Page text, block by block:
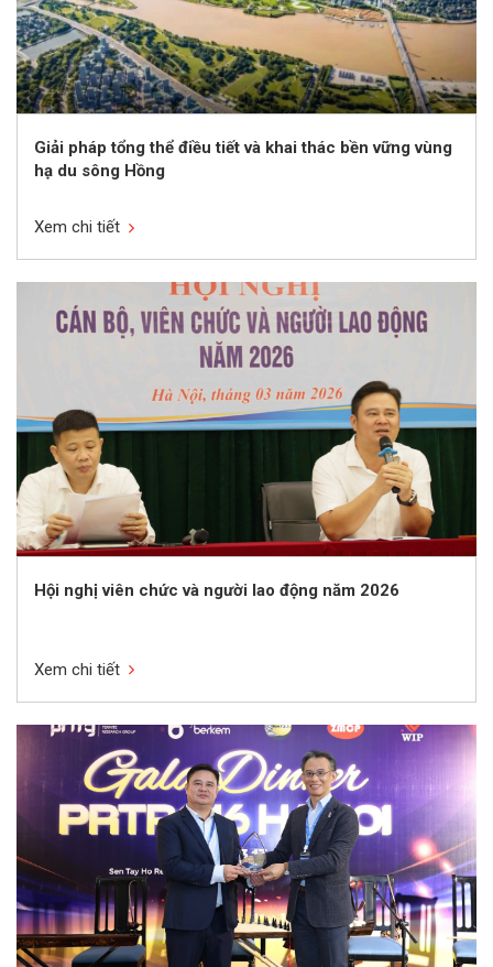
Giải pháp tổng thể điều tiết và khai thác bền vững vùng
hạ du sông Hồng
Xem chi tiết
Hội nghị viên chức và người lao động năm 2026
Xem chi tiết